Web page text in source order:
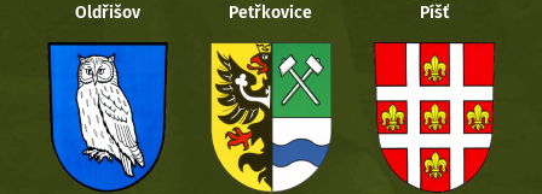
Oldřišov Petřkovice Píšť